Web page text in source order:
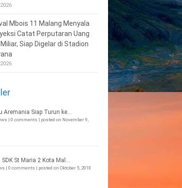
Mbois 11 Malang Menyala
Catat Perputaran Uang
Miliar, Siap Digelar di Stadion
Aremania Siap Turun ke...
| 0 comments | posted on November 9,
SDK St Maria 2 Kota Mal...
| 0 comments | posted on Oktober 5, 2018